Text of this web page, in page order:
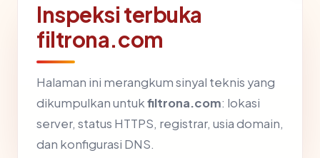
Inspeksi terbuka
filtrona.com
Halaman ini merangkum sinyal teknis yang
dikumpulkan untukfiltrona.com: lokasi
server, status HTTPS, registrar, usia domain,
dan konfigurasi DNS.